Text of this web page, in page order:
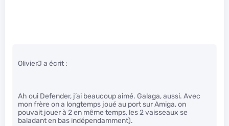
OlivierJ a écrit :
Ah oui Defender, j’ai beaucoup aimé. Galaga, aussi. Avec
mon frère on a longtemps joué au port sur Amiga, on
pouvait jouer à 2 en même temps, les 2 vaisseaux se
baladant en bas indépendamment).